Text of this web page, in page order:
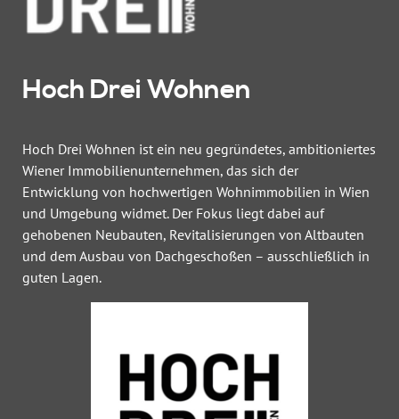
Hoch Drei Wohnen
Hoch Drei Wohnen ist ein neu gegründetes, ambitioniertes
Wiener Immobilienunternehmen, das sich der
Entwicklung von hochwertigen Wohnimmobilien in Wien
und Umgebung widmet. Der Fokus liegt dabei auf
gehobenen Neubauten, Revitalisierungen von Altbauten
und dem Ausbau von Dachgeschoßen – ausschließlich in
guten Lagen.